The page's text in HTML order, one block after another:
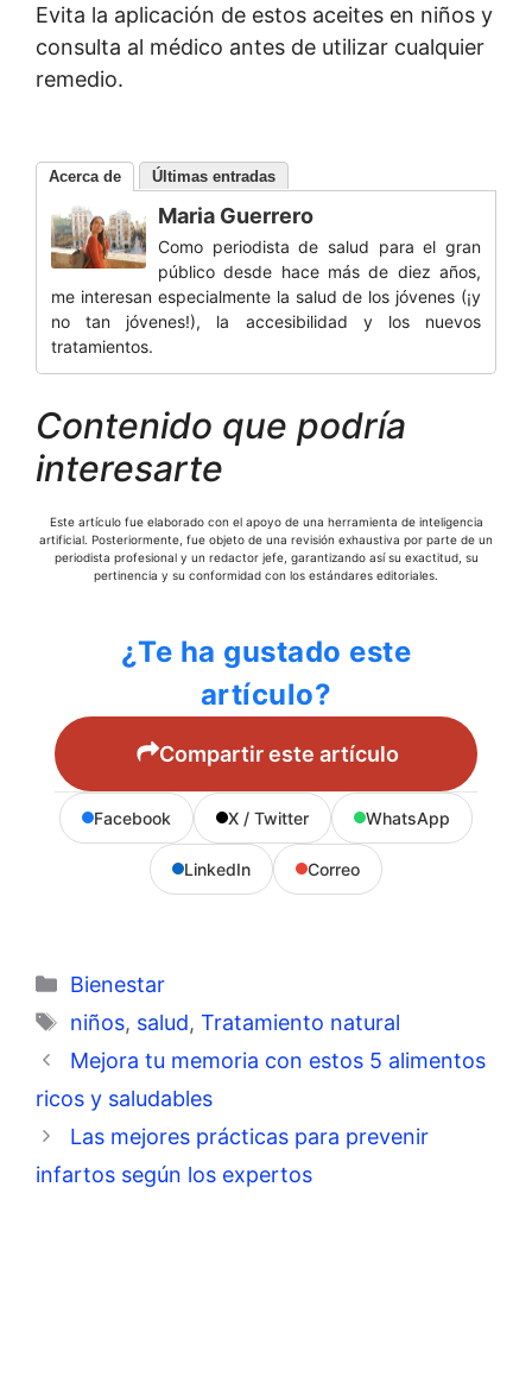
Evita la aplicación de estos aceites en niños y
consulta al médico antes de utilizar cualquier
remedio.
Acerca de Últimas entradas
Maria Guerrero
Como periodista de salud para el gran
público desde hace más de diez años,
me interesan especialmente la salud de los jóvenes (¡y
no tan jóvenes!), la accesibilidad y los nuevos
tratamientos.
Contenido que podría
interesarte
Este artículo fue elaborado con el apoyo de una herramienta de inteligencia
artificial. Posteriormente, fue objeto de una revisión exhaustiva por parte de un
periodista profesional y un redactor jefe, garantizando así su exactitud, su
pertinencia y su conformidad con los estándares editoriales.
¿Te ha gustado este
artículo?
Compartir este artículo
Facebook X / Twitter WhatsApp
LinkedIn Correo
Categorías
Bienestar
Etiquetas
niños, salud, Tratamiento natural
Mejora tu memoria con estos 5 alimentos
ricos y saludables
Las mejores prácticas para prevenir
infartos según los expertos